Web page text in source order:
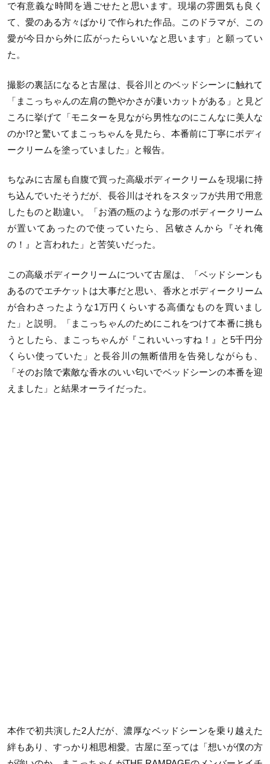
で有意義な時間を過ごせたと思います。現場の雰囲気も良く
て、愛のある方々ばかりで作られた作品。このドラマが、この
愛が今日から外に広がったらいいなと思います」と願ってい
た。
撮影の裏話になると古屋は、長谷川とのベッドシーンに触れて
「まこっちゃんの左肩の艶やかさが凄いカットがある」と見ど
ころに挙げて「モニターを見ながら男性なのにこんなに美人な
のか!?と驚いてまこっちゃんを見たら、本番前に丁寧にボディ
ークリームを塗っていました」と報告。
ちなみに古屋も自腹で買った高級ボディークリームを現場に持
ち込んでいたそうだが、長谷川はそれをスタッフが共用で用意
したものと勘違い。「お酒の瓶のような形のボディークリーム
が置いてあったので使っていたら、呂敏さんから『それ俺
の！』と言われた」と苦笑いだった。
この高級ボディークリームについて古屋は、「ベッドシーンも
あるのでエチケットは大事だと思い、香水とボディークリーム
が合わさったような1万円くらいする高価なものを買いまし
た」と説明。「まこっちゃんのためにこれをつけて本番に挑も
うとしたら、まこっちゃんが『これいいっすね！』と5千円分
くらい使っていた」と長谷川の無断借用を告発しながらも、
「そのお陰で素敵な香水のいい匂いでベッドシーンの本番を迎
えました」と結果オーライだった。
本作で初共演した2人だが、濃厚なベッドシーンを乗り越えた
絆もあり、すっかり相思相愛。古屋に至っては「想いが僕の方